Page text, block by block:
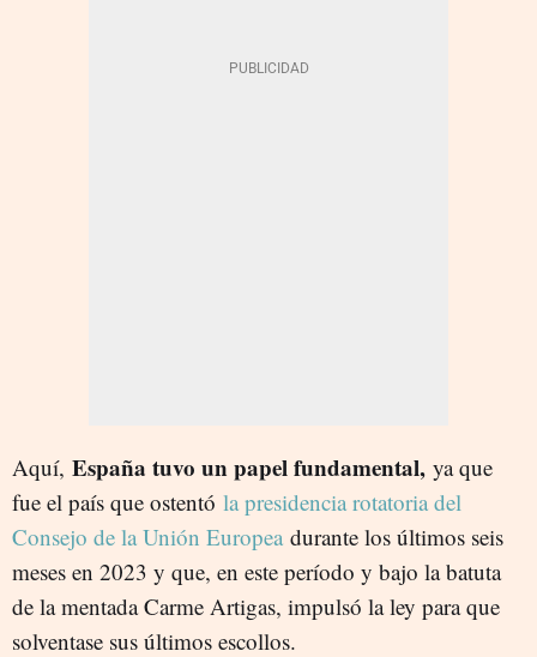
Aquí, España tuvo un papel fundamental, ya que
fue el país que ostentó la presidencia rotatoria del
Consejo de la Unión Europea durante los últimos seis
meses en 2023 y que, en este período y bajo la batuta
de la mentada Carme Artigas, impulsó la ley para que
solventase sus últimos escollos.